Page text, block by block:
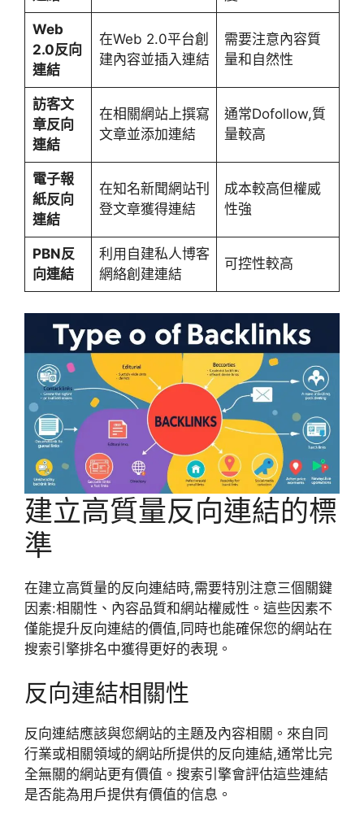
Web
2.0反向
連結
在Web 2.0平台創
建內容並插入連結
需要注意內容質
量和自然性
訪客文
章反向
連結
在相關網站上撰寫
文章並添加連結
通常Dofollow,質
量較高
電子報
紙反向
連結
在知名新聞網站刊
登文章獲得連結
成本較高但權威
性強
PBN反
向連結
利用自建私人博客
網絡創建連結
可控性較高
建立高質量反向連結的標
準
在建立高質量的反向連結時,需要特別注意三個關鍵
因素:相關性、內容品質和網站權威性。這些因素不
僅能提升反向連結的價值,同時也能確保您的網站在
搜索引擎排名中獲得更好的表現。
反向連結相關性
反向連結應該與您網站的主題及內容相關。來自同
行業或相關領域的網站所提供的反向連結,通常比完
全無關的網站更有價值。搜索引擎會評估這些連結
是否能為用戶提供有價值的信息。